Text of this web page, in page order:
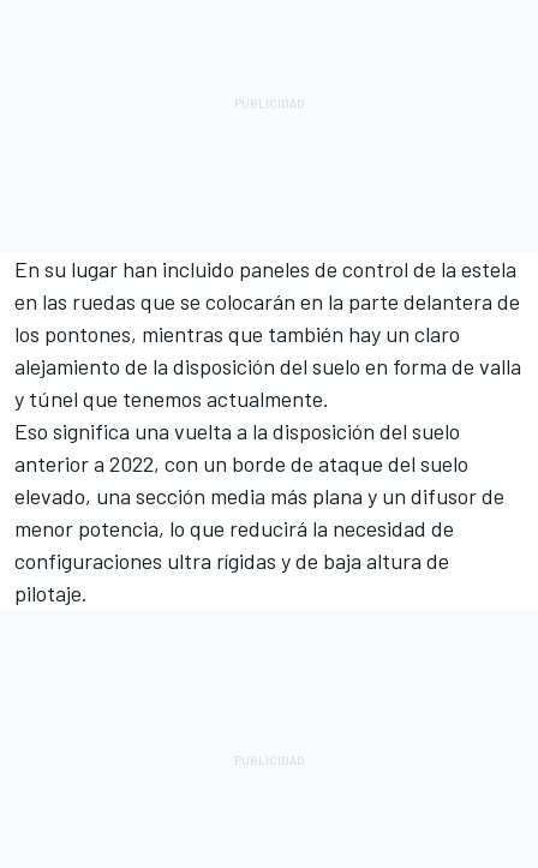
En su lugar han incluido paneles de control de la estela
en las ruedas que se colocarán en la parte delantera de
los pontones, mientras que también hay un claro
alejamiento de la disposición del suelo en forma de valla
y túnel que tenemos actualmente.
Eso significa una vuelta a la disposición del suelo
anterior a 2022, con un borde de ataque del suelo
elevado, una sección media más plana y un difusor de
menor potencia, lo que reducirá la necesidad de
configuraciones ultra rígidas y de baja altura de
pilotaje.